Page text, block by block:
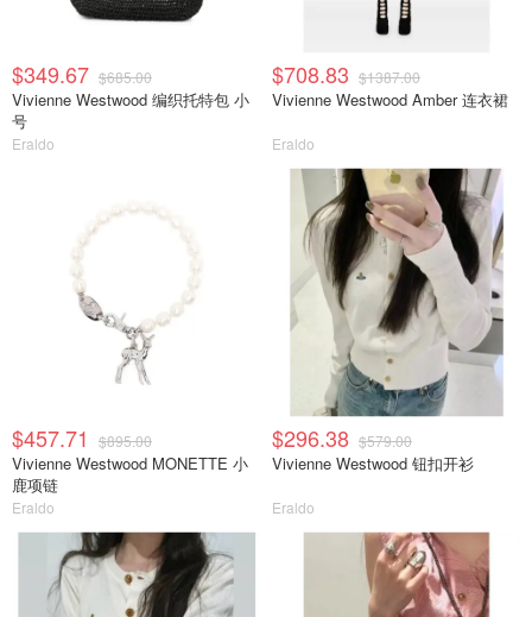
$349.67 $685.00
Vivienne Westwood 编织托特包 小
号
Eraldo
$708.83 $1387.00
Vivienne Westwood Amber 连衣裙
Eraldo
$457.71 $895.00
Vivienne Westwood MONETTE 小
鹿项链
Eraldo
$296.38 $579.00
Vivienne Westwood 钮扣开衫
Eraldo